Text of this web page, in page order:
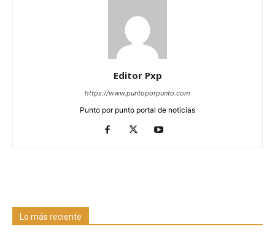
Editor Pxp
https://www.puntoporpunto.com
Punto por punto portal de noticias
Lo más reciente